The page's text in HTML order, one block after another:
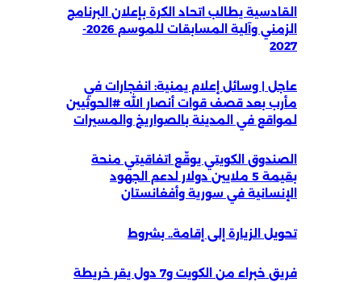
القادسية يطالب اتحاد الكرة بإعلان البرنامج
الزمني وآلية المسابقات للموسم 2026-
2027
عاجل | وسائل إعلام يمنية: انفجارات في
مأرب بعد قصف قوات أنصار الله #الحوثيين
لمواقع في المدينة بالصواريخ والمسيرات
الصندوق الكويتي يوقّع اتفاقيتي منحة
بقيمة 5 ملايين دولار لدعم الجهود
الإنسانية في سورية وأفغانستان
تحويل الزيارة إلى إقامة.. بشروط
فريق خبراء من الكويت و7 دول يقر خريطة